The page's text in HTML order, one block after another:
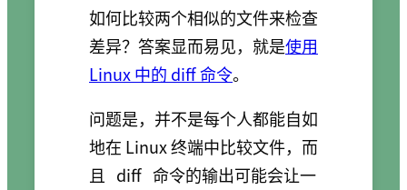
如何比较两个相似的文件来检查
差异？答案显而易见，就是使用
Linux 中的 diff 命令。
问题是，并不是每个人都能自如
地在 Linux 终端中比较文件，而
且 diff 命令的输出可能会让一